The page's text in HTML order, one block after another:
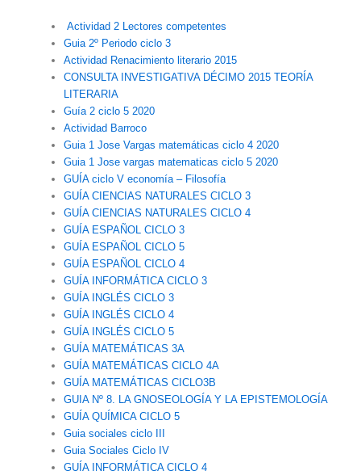
Actividad 2 Lectores competentes
Guia 2º Periodo ciclo 3
Actividad Renacimiento literario 2015
CONSULTA INVESTIGATIVA DÉCIMO 2015 TEORÍA
LITERARIA
Guía 2 ciclo 5 2020
Actividad Barroco
Guia 1 Jose Vargas matemáticas ciclo 4 2020
Guia 1 Jose vargas matematicas ciclo 5 2020
GUÍA ciclo V economía – Filosofía
GUÍA CIENCIAS NATURALES CICLO 3
GUÍA CIENCIAS NATURALES CICLO 4
GUÍA ESPAÑOL CICLO 3
GUÍA ESPAÑOL CICLO 5
GUÍA ESPAÑOL CICLO 4
GUÍA INFORMÁTICA CICLO 3
GUÍA INGLÉS CICLO 3
GUÍA INGLÉS CICLO 4
GUÍA INGLÉS CICLO 5
GUÍA MATEMÁTICAS 3A
GUÍA MATEMÁTICAS CICLO 4A
GUÍA MATEMÁTICAS CICLO3B
GUIA Nº 8. LA GNOSEOLOGÍA Y LA EPISTEMOLOGÍA
GUÍA QUÍMICA CICLO 5
Guia sociales ciclo III
Guia Sociales Ciclo IV
GUÍA INFORMÁTICA CICLO 4